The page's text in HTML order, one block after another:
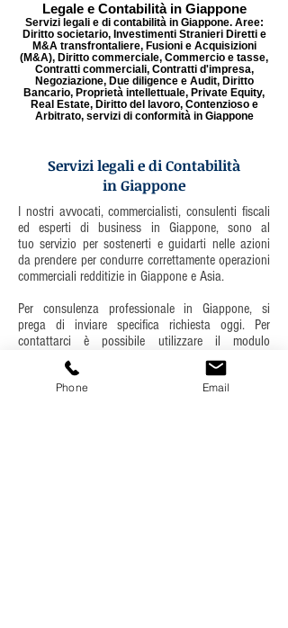
Legale e Contabilità in Giappone
Servizi legali e di contabilità in Giappone. Aree:
Diritto societario, Investimenti Stranieri Diretti e
M&A transfrontaliere, Fusioni e Acquisizioni
(M&A), Diritto commerciale, Commercio e tasse,
Contratti commerciali, Contratti d'impresa,
Negoziazione, Due diligence e Audit, Diritto
Bancario, Proprietà intellettuale, Private Equity,
Real Estate, Diritto del lavoro, Contenzioso e
Arbitrato, servizi di conformità in Giappone
Servizi legali e di Contabilità
in Giappone
I nostri avvocati, commercialisti, consulenti fiscali
ed esperti di business in Giappone, sono al
tuo servizio per sostenerti e guidarti nelle azioni
da prendere per condurre correttamente operazioni
commerciali redditizie in Giappone e Asia.
Per consulenza professionale in Giappone, si
prega di inviare specifica richiesta oggi. Per
contattarci è possibile utilizzare il modulo
sottostante.
A seconda delle tue richieste, cercheremo di
Phone Email